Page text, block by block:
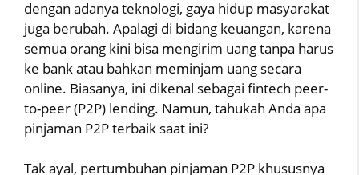
dengan adanya teknologi, gaya hidup masyarakat
juga berubah. Apalagi di bidang keuangan, karena
semua orang kini bisa mengirim uang tanpa harus
ke bank atau bahkan meminjam uang secara
online. Biasanya, ini dikenal sebagai fintech peer-
to-peer (P2P) lending. Namun, tahukah Anda apa
pinjaman P2P terbaik saat ini?
Tak ayal, pertumbuhan pinjaman P2P khususnya